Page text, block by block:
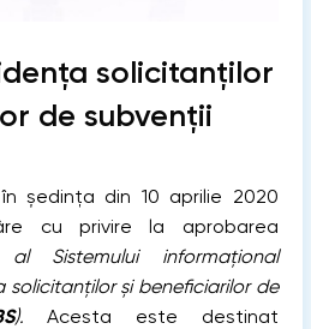
solicitanţilor
de subvenţii
ședința din 10 aprilie 2020
cu privire la aprobarea
Sistemului informațional
solicitanților și beneficiarilor de
). Acesta este destinat